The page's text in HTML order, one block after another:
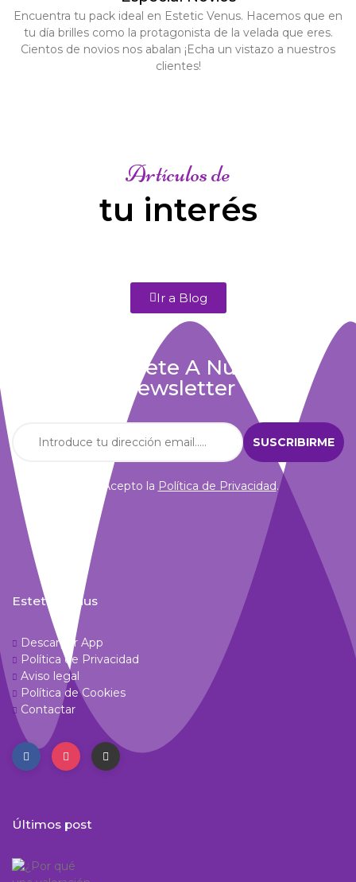
Encuentra tu pack ideal en Estetic Venus. Hacemos que en
tu día brilles como la protagonista de la velada que eres.
Cientos de novios nos abalan ¡Echa un vistazo a nuestros
clientes!
Artículos de
tu interés
Ir a Blog
Suscríbete A Nuestra
Newsletter
Acepto la Política de Privacidad.
Estetic Venus
Descargar App
Política de Privacidad
Aviso legal
Política de Cookies
Contactar
Últimos post